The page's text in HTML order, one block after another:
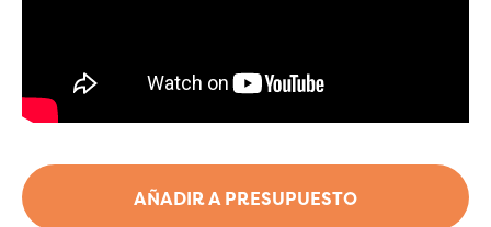
AÑADIR A PRESUPUESTO